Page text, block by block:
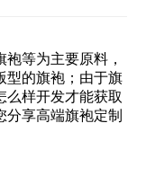
等为主要原料，
型的旗袍；由于旗
么样开发才能获取
享高端旗袍定制